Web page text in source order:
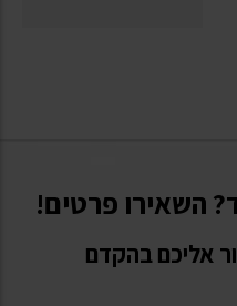
השאירו פרטים!
אליכם בהקדם